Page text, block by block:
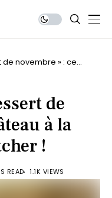
de novembre » : ce
de
à la
!
READ 1.1K VIEWS